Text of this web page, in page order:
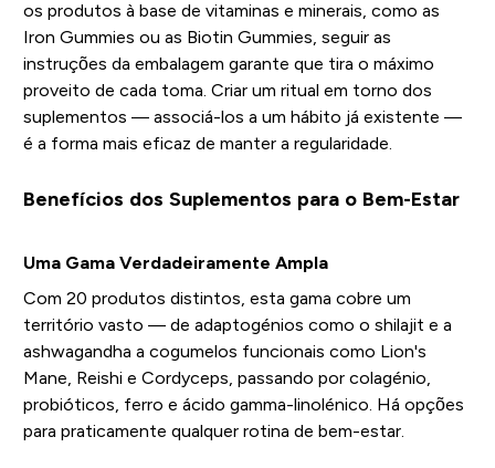
os produtos à base de vitaminas e minerais, como as
Iron Gummies ou as Biotin Gummies, seguir as
instruções da embalagem garante que tira o máximo
proveito de cada toma. Criar um ritual em torno dos
suplementos — associá-los a um hábito já existente —
é a forma mais eficaz de manter a regularidade.
Benefícios dos Suplementos para o Bem-Estar
Uma Gama Verdadeiramente Ampla
Com 20 produtos distintos, esta gama cobre um
território vasto — de adaptogénios como o shilajit e a
ashwagandha a cogumelos funcionais como Lion's
Mane, Reishi e Cordyceps, passando por colagénio,
probióticos, ferro e ácido gamma-linolénico. Há opções
para praticamente qualquer rotina de bem-estar.